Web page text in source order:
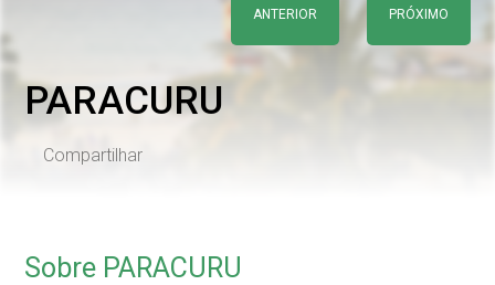
ANTERIOR PRÓXIMO
PARACURU
Compartilhar
Sobre PARACURU